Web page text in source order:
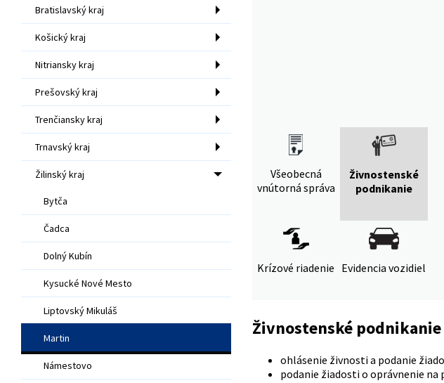
Bratislavský kraj
Košický kraj
Nitriansky kraj
Prešovský kraj
Trenčiansky kraj
Trnavský kraj
Žilinský kraj
Bytča
Čadca
Dolný Kubín
Kysucké Nové Mesto
Liptovský Mikuláš
Martin
Námestovo
Všeobecná
vnútorná správa
Živnostenské
podnikanie
Krízové riadenie Evidencia vozidiel
Živnostenské podnikanie
ohlásenie živnosti a podanie
podanie žiadosti o oprávnenie